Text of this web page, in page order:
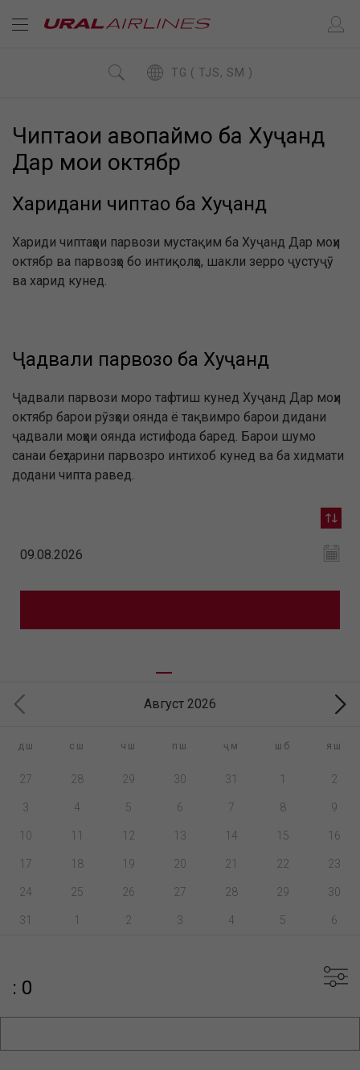
TG ( TJS, SM )
Чиптаҳои ҳавопаймо ба Хуҷанд
Дар моҳи октябр
Харидани чиптаҳо ба Хуҷанд
Хариди чиптаҳои парвози мустақим ба Хуҷанд Дар моҳи
октябр ва парвозҳо бо интиқолҳо, шакли зерро ҷустуҷӯ
ва харид кунед.
Ҷадвали парвозҳо ба Хуҷанд
Ҷадвали парвози моро тафтиш кунед Хуҷанд Дар моҳи
октябр барои рӯзҳои оянда ё тақвимро барои дидани
ҷадвали моҳҳои оянда истифода баред. Барои шумо
санаи беҳтарини парвозро интихоб кунед ва ба хидмати
додани чипта равед.
Август 2026
дш сш чш пш ҷм шб яш
27 28 29 30 31 1 2
3 4 5 6 7 8 9
10 11 12 13 14 15 16
17 18 19 20 21 22 23
24 25 26 27 28 29 30
31 1 2 3 4 5 6
: 0